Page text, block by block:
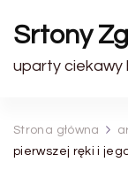
Srtony
uparty ciekawy
Strona główna
pierwszej ręki i